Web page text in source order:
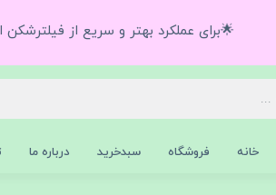
🌟برای عملکرد بهتر و سریع از فیلترشکن
خانه فروشگاه سبدخرید درباره ما